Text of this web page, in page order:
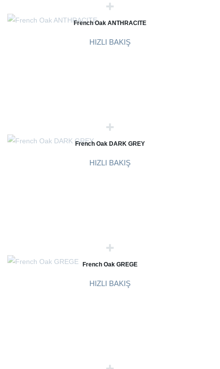
French Oak ANTHRACITE
HIZLI BAKIŞ
French Oak DARK GREY
HIZLI BAKIŞ
French Oak GREGE
HIZLI BAKIŞ